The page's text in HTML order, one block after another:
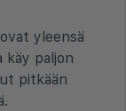
yleensä
käy paljon
pitkään